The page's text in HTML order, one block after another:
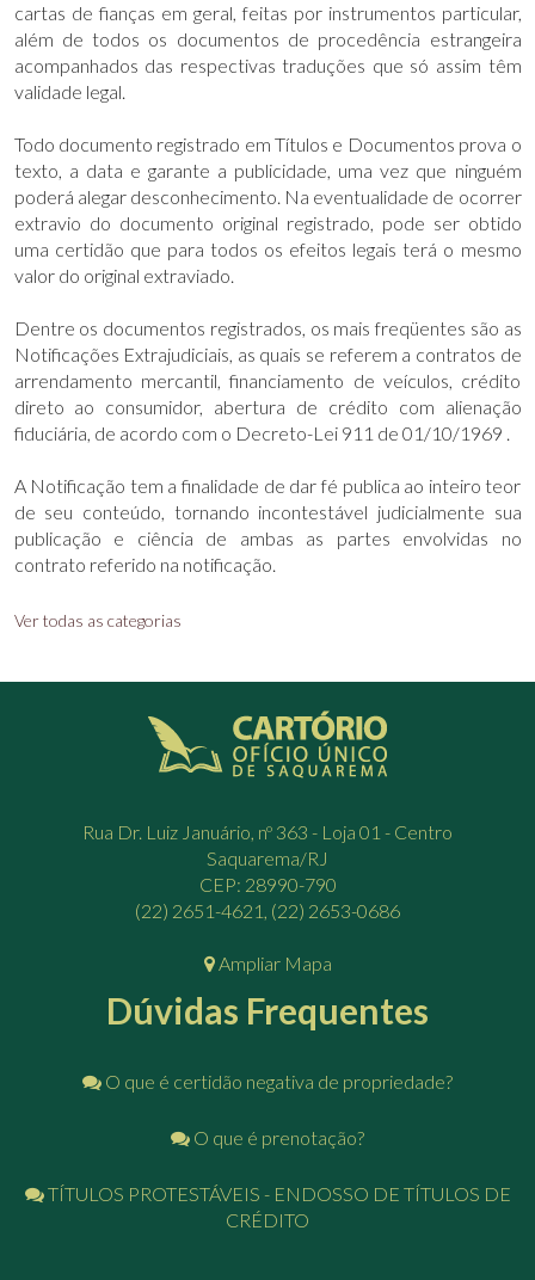
cartas de fianças em geral, feitas por instrumentos particular,
além de todos os documentos de procedência estrangeira
acompanhados das respectivas traduções que só assim têm
validade legal.
Todo documento registrado em Títulos e Documentos prova o
texto, a data e garante a publicidade, uma vez que ninguém
poderá alegar desconhecimento. Na eventualidade de ocorrer
extravio do documento original registrado, pode ser obtido
uma certidão que para todos os efeitos legais terá o mesmo
valor do original extraviado.
Dentre os documentos registrados, os mais freqüentes são as
Notificações Extrajudiciais, as quais se referem a contratos de
arrendamento mercantil, financiamento de veículos, crédito
direto ao consumidor, abertura de crédito com alienação
fiduciária, de acordo com o Decreto-Lei 911 de 01/10/1969 .
A Notificação tem a finalidade de dar fé publica ao inteiro teor
de seu conteúdo, tornando incontestável judicialmente sua
publicação e ciência de ambas as partes envolvidas no
contrato referido na notificação.
Ver todas as categorias
Rua Dr. Luiz Januário, nº 363 - Loja 01 - Centro
Saquarema/RJ
CEP: 28990-790
(22) 2651-4621, (22) 2653-0686
Ampliar Mapa
Dúvidas Frequentes
O que é certidão negativa de propriedade?
O que é prenotação?
TÍTULOS PROTESTÁVEIS - ENDOSSO DE TÍTULOS DE
CRÉDITO